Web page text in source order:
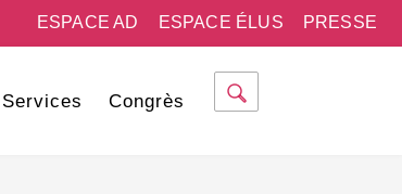
PRESSE
ESPACE ÉLUS
ESPACE AD
Services Congrès